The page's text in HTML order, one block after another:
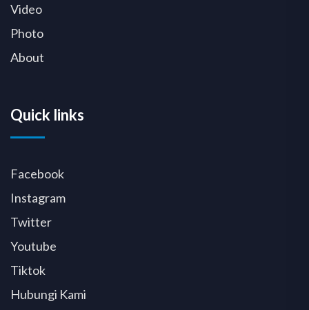
Video
Photo
About
Quick links
Facebook
Instagram
Twitter
Youtube
Tiktok
Hubungi Kami